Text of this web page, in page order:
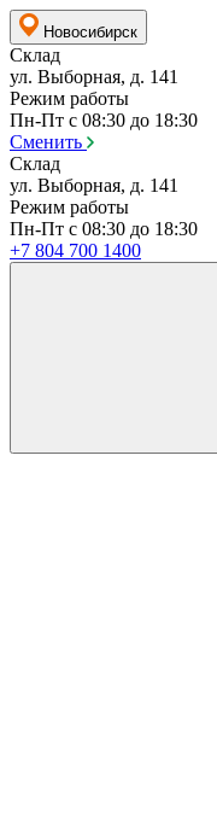
Новосибирск
Склад
ул. Выборная, д. 141
Режим работы
Пн-Пт с 08:30 до 18:30
Сменить
Склад
ул. Выборная, д. 141
Режим работы
Пн-Пт с 08:30 до 18:30
+7 804 700 1400